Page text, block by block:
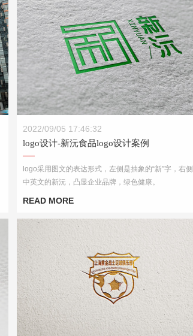
logo设计-新沅食品logo设计案例
2022/09/05 17:46:32
logo设计-新沅食品logo设计案例
logo采用图文的表达形式，左侧是抽象的“新”字，右侧
中英文的新沅，凸显企业品牌，绿色健康。
READ MORE